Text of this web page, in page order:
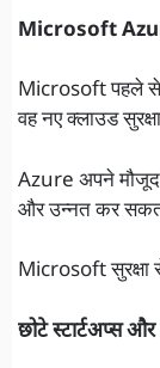
Microsoft
Microsoft पहले से
वह नए क्लाउड
Azure अपने
और उन्नत कर
Microsoft
छोटे स्टार्टअप्स और